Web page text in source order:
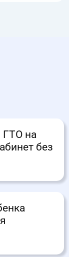
ГТО на
без